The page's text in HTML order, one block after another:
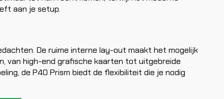
aan je setup.
De ruime interne lay-out maakt het mogelijk
van high-end grafische kaarten tot uitgebreide
de P40 Prism biedt de flexibiliteit die je nodig